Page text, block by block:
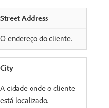
Street Address
O endereço do cliente.
City
A cidade onde o cliente
está localizado.